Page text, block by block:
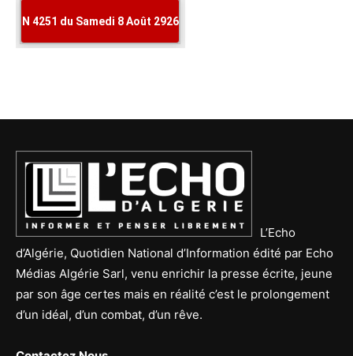
L’Echo
d’Algérie, Quotidien National d’Information édité par Echo
Médias Algérie Sarl, venu enrichir la presse écrite, jeune
par son âge certes mais en réalité c’est le prolongement
d’un idéal, d’un combat, d’un rêve.